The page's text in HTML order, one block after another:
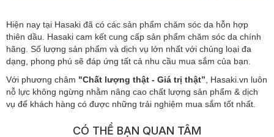
Hiện nay tại Hasaki đã có các sản phẩm chăm sóc da hỗn hợp
thiên dầu. Hasaki cam kết cung cấp sản phẩm chăm sóc da chính
hãng. Số lượng sản phẩm và dịch vụ lớn nhất với chủng loại đa
dạng, phong phú sẽ đáp ứng tất cả nhu cầu mua sắm của bạn.
Với phương châm "Chất lượng thật - Giá trị thật” , Hasaki.vn luôn
nỗ lực không ngừng nhằm nâng cao chất lượng sản phẩm & dịch
vụ để khách hàng có được những trải nghiệm mua sắm tốt nhất.
CÓ THỂ BẠN QUAN TÂM